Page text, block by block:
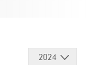
2024